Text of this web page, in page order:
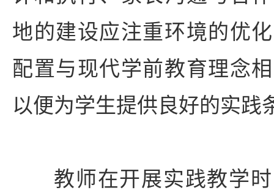
地的建设应注重环境的优
配置与现代学前教育理念
以便为学生提供良好的实践
教师在开展实践教学